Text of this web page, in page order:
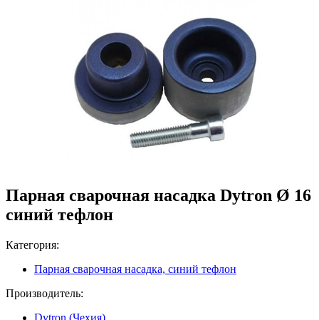
Парная сварочная насадка Dytron Ø 16
синий тефлон
Категория:
Парная сварочная насадка, синий тефлон
Производитель:
Dytron (Чехия)